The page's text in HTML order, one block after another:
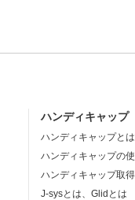
ハンディキャップ
ハンディキャップとは
ハンディキャップの
ハンディキャップ取
J-sysとは、Glidとは